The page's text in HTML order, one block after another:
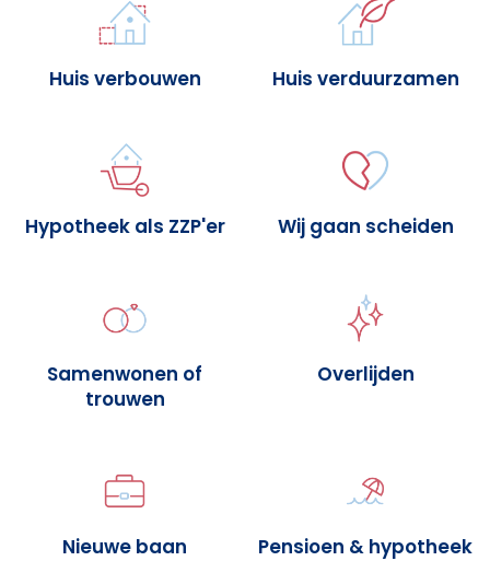
Huis verbouwen Huis verduurzamen
Hypotheek als ZZP'er Wij gaan scheiden
Samenwonen of
trouwen
Overlijden
Nieuwe baan Pensioen & hypotheek